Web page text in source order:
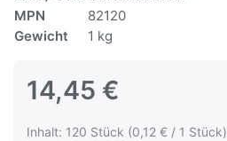
MPN
82120
Gewicht
1 kg
14,45 €
Inhalt: 120 Stück (0,12 € / 1 Stück)